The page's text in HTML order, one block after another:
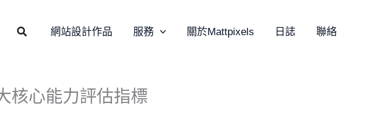
Search網站設計作品 服務 關於Mattpixels 日誌 聯絡
核心能力評估指標